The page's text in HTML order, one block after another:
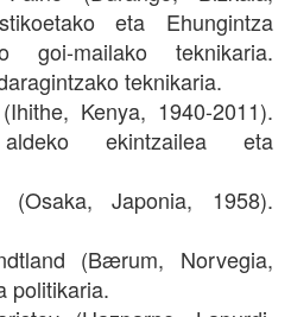
eta Ehungintza
goi-mailako teknikaria.
teknikaria.
Kenya, 1940-2011).
aldeko ekintzailea eta
(Osaka, Japonia, 1958).
(Bærum, Norvegia,
politikaria.